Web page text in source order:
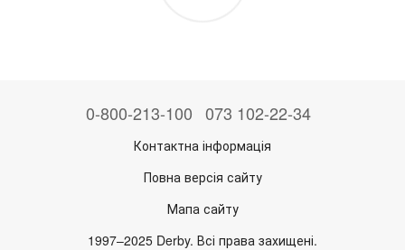
0-800-213-100 073 102-22-34
Контактна інформація
Повна версія сайту
Мапа сайту
1997–2025 Derby. Всі права захищені.